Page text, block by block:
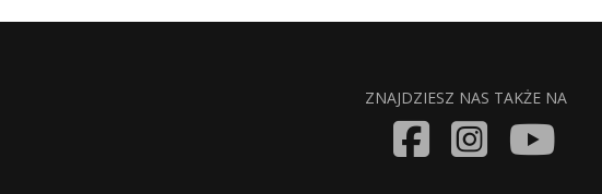
ZNAJDZIESZ NAS TAKŻE NA